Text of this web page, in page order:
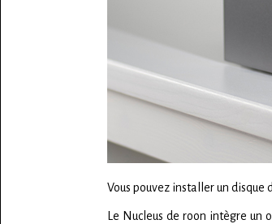
Vous pouvez installer un disque
Le Nucleus de roon intègre